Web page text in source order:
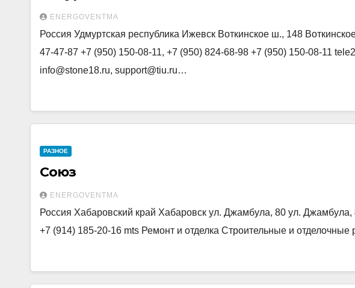
ENERGOVENTMA
Россия Удмуртская республика Ижевск Воткинское ш., 148
47-47-87 +7 (950) 150-08-11, +7 (950) 824-68-98 +7 (950) 150-08-11
info@stone18.ru, support@tiu.ru…
РАЗНОЕ
Союз
ENERGOVENTMA
Россия Хабаровский край Хабаровск ул. Джамбула, 80 ул.
+7 (914) 185-20-16 mts Ремонт и отделка Строительные и